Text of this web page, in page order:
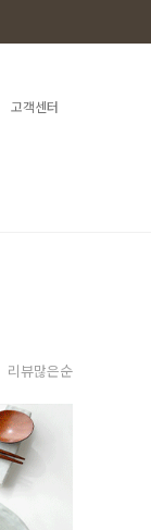
고객센터
리뷰많은순